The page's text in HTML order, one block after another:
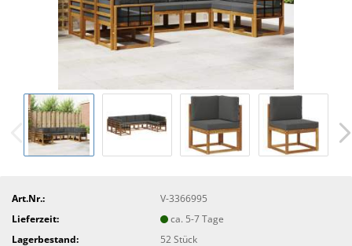
Art.Nr.:
V-3366995
Lieferzeit:
ca. 5-7 Tage
Lagerbestand:
52Stück